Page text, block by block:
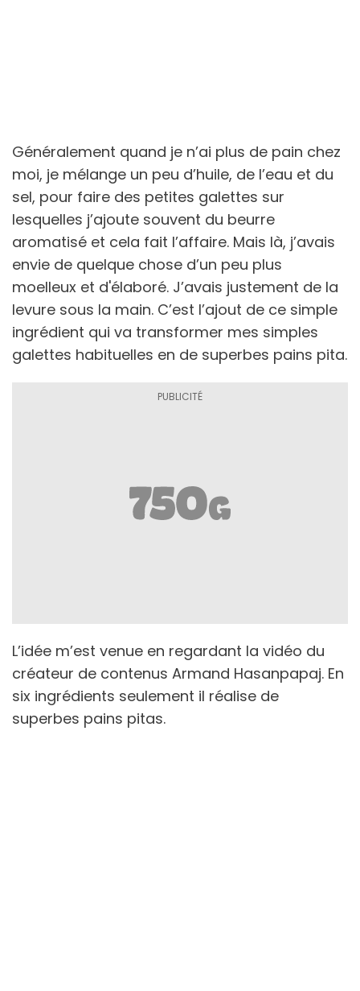
Généralement quand je n’ai plus de pain chez
moi, je mélange un peu d’huile, de l’eau et du
sel, pour faire des petites galettes sur
lesquelles j’ajoute souvent du beurre
aromatisé et cela fait l’affaire. Mais là, j’avais
envie de quelque chose d’un peu plus
moelleux et d'élaboré. J’avais justement de la
levure sous la main. C’est l’ajout de ce simple
ingrédient qui va transformer mes simples
galettes habituelles en de superbes pains pita.
L’idée m’est venue en regardant la vidéo du
créateur de contenus Armand Hasanpapaj. En
six ingrédients seulement il réalise de
superbes pains pitas.